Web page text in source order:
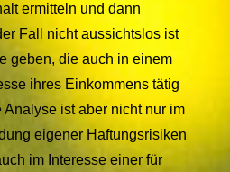
ermitteln und dann
Fall nicht aussichtslos ist
geben, die auch in einem
ihres Einkommens tätig
ist aber nicht nur im
eigener Haftungsrisiken
im Interesse einer für